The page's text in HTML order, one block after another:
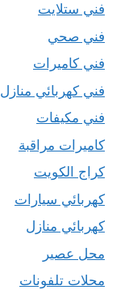
فني ستلايت
فني صحي
فني كاميرات
فني كهربائي منازل
فني مكيفات
كاميرات مراقبة
كراج الكويت
كهربائي سيارات
كهربائي منازل
محل عصير
محلات تلفونات